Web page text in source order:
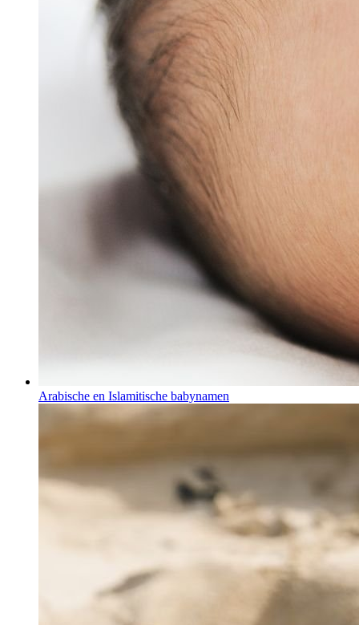
Arabische en Islamitische babynamen